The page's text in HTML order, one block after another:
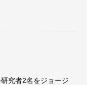
究者2名をジョージ